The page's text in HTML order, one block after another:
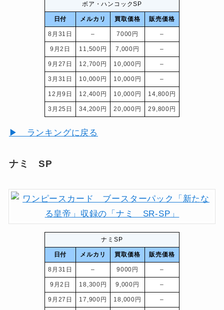
ボア・ハンコックSP
日付 メルカリ 買取価格 販売価格
8月31日 – 7000円 –
9月2日 11,500円 7,000円 –
9月27日 12,700円 10,000円 –
3月31日 10,000円 10,000円 –
12月9日 12,400円 10,000円 14,800円
3月25日 34,200円 20,000円 29,800円
▶ ランキングに戻る
ナミ SP
ナミSP
日付 メルカリ 買取価格 販売価格
8月31日 – 9000円 –
9月2日 18,300円 9,000円 –
9月27日 17,900円 18,000円 –